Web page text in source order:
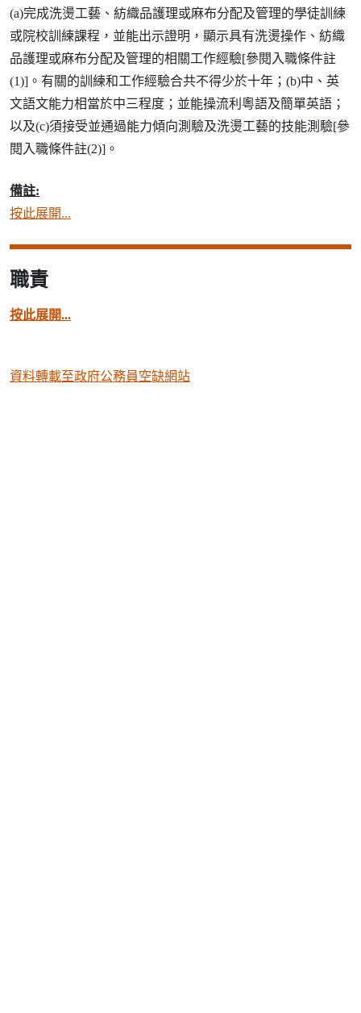
(a)完成洗燙工藝、紡織品護理或麻布分配及管理的學徒訓練
或院校訓練課程，並能出示證明，顯示具有洗燙操作、紡織
品護理或麻布分配及管理的相關工作經驗[參閱入職條件註
(1)]。有關的訓練和工作經驗合共不得少於十年；(b)中、英
文語文能力相當於中三程度；並能操流利粵語及簡單英語；
以及(c)須接受並通過能力傾向測驗及洗燙工藝的技能測驗[參
閱入職條件註(2)]。
備註:
按此展開...
職責
按此展開...
資料轉載至政府公務員空缺網站